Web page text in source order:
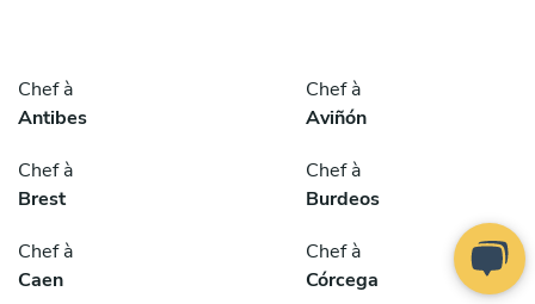
Chef à
Antibes
Chef à
Aviñón
Chef à
Brest
Chef à
Burdeos
Chef à
Caen
Chef à
Córcega